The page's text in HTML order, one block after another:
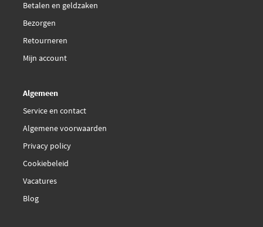
Betalen en geldzaken
Bezorgen
Retourneren
Mijn account
Algemeen
Service en contact
Algemene voorwaarden
Privacy policy
Cookiebeleid
Vacatures
Blog